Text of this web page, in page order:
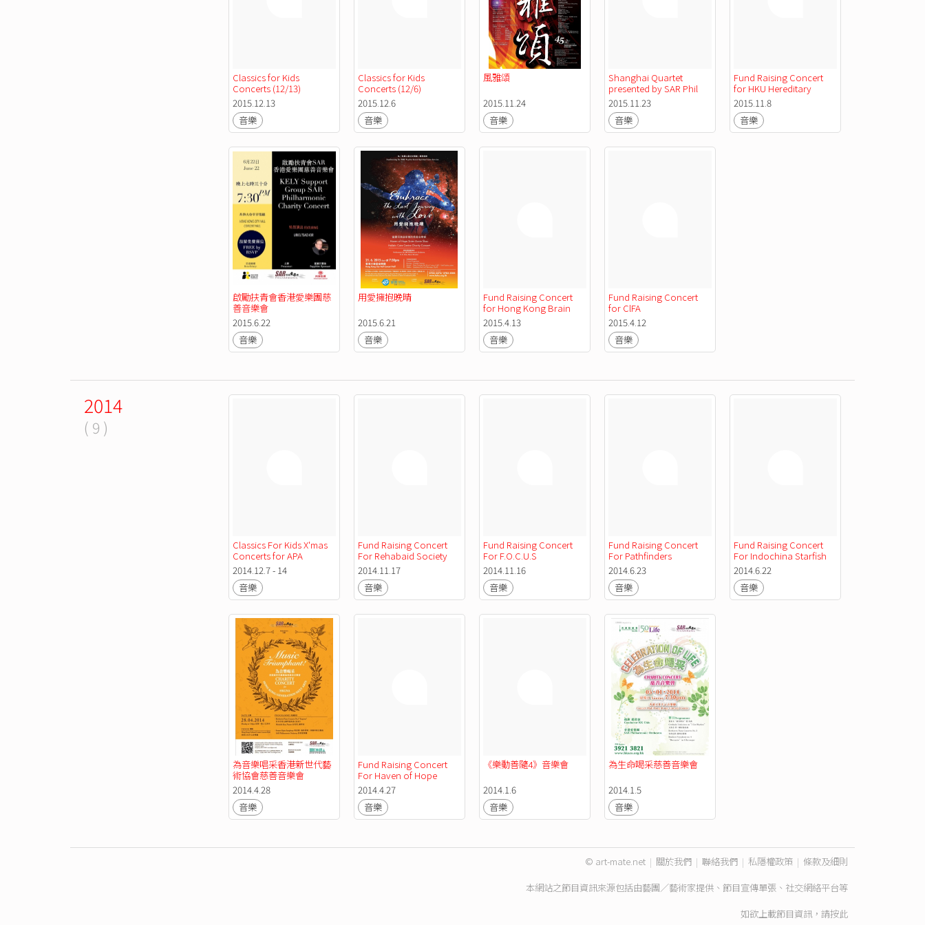
Classics for Kids
Concerts (12/13)
2015.12.13
音樂
Classics for Kids
Concerts (12/6)
2015.12.6
音樂
風雅頌
2015.11.24
音樂
Shanghai Quartet
presented by SAR Phil
2015.11.23
音樂
Fund Raising Concert
for HKU Hereditary
Gastrointestinal Cancer
Registry
2015.11.8
音樂
啟勵扶青會香港愛樂團慈
善音樂會
2015.6.22
音樂
用愛擁抱晚晴
2015.6.21
音樂
Fund Raising Concert
for Hong Kong Brain
Foundation
2015.4.13
音樂
Fund Raising Concert
for ClFA
2015.4.12
音樂
2014
( 9 )
Classics For Kids X'mas
Concerts for APA
2014.12.7 - 14
音樂
Fund Raising Concert
For Rehabaid Society
2014.11.17
音樂
Fund Raising Concert
For F.O.C.U.S
2014.11.16
音樂
Fund Raising Concert
For Pathfinders
2014.6.23
音樂
Fund Raising Concert
For Indochina Starfish
Foundation
2014.6.22
音樂
為音樂唱采香港新世代藝
術協會慈善音樂會
2014.4.28
音樂
Fund Raising Concert
For Haven of Hope
Hospital
2014.4.27
音樂
《樂動善隨4》音樂會
2014.1.6
音樂
為生命喝采慈善音樂會
2014.1.5
音樂
© art-mate.net | 關於我們 | 聯絡我們 | 私隱權政策 | 條款及細則
本網站之節目資訊來源包括由藝團／藝術家提供、節目宣傳單張、社交網絡平台等
如欲上載節目資訊，請按此